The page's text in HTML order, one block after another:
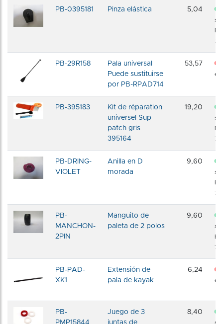
PB-0395181 Pinza elástica 5,04
72
PB-29R158
Pala universal
Puede sustituirse
por PB-RPAD714
53,57
PB-395183
Kit de réparation
universel Sup
patch gris
395164
19,20
72
PB-DRING-
VIOLET
Anilla en D
morada
9,60
72
PB-
MANCHON-
2PIN
Manguito de
paleta de 2 polos
9,60
72
PB-PAD-
XK1
Extensión de
pala de kayak
6,24
PB-
PMP15844
Juego de 3
juntas de
8,40